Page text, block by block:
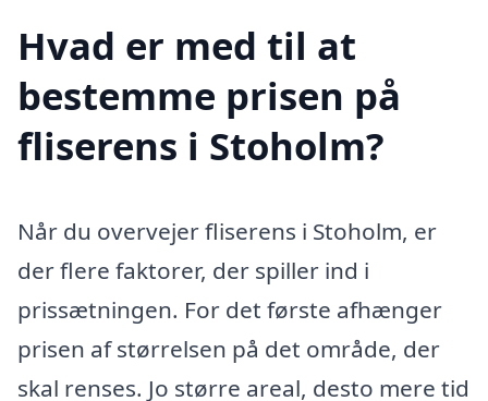
Hvad er med til at
bestemme prisen på
fliserens i Stoholm?
Når du overvejer fliserens i Stoholm, er
der flere faktorer, der spiller ind i
prissætningen. For det første afhænger
prisen af størrelsen på det område, der
skal renses. Jo større areal, desto mere tid